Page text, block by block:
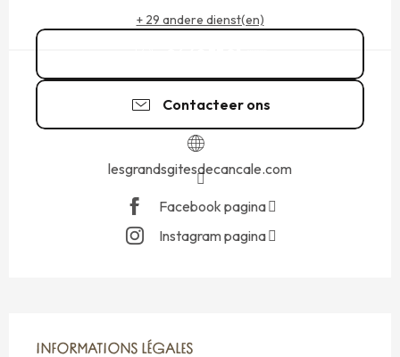
+ 29 andere dienst(en)
Contacteer ons
lesgrandsgitesdecancale.com
Facebook pagina
Instagram pagina
INFORMATIONS LÉGALES
INFORMATIONS LÉGALES